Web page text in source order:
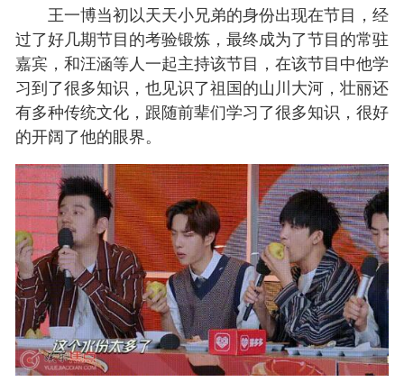
王一博当初以天天小兄弟的身份出现在节目，经
过了好几期节目的考验锻炼，最终成为了节目的常驻
嘉宾，和汪涵等人一起主持该节目，在该节目中他学
习到了很多知识，也见识了祖国的山川大河，壮丽还
有多种传统文化，跟随前辈们学习了很多知识，很好
的开阔了他的眼界。